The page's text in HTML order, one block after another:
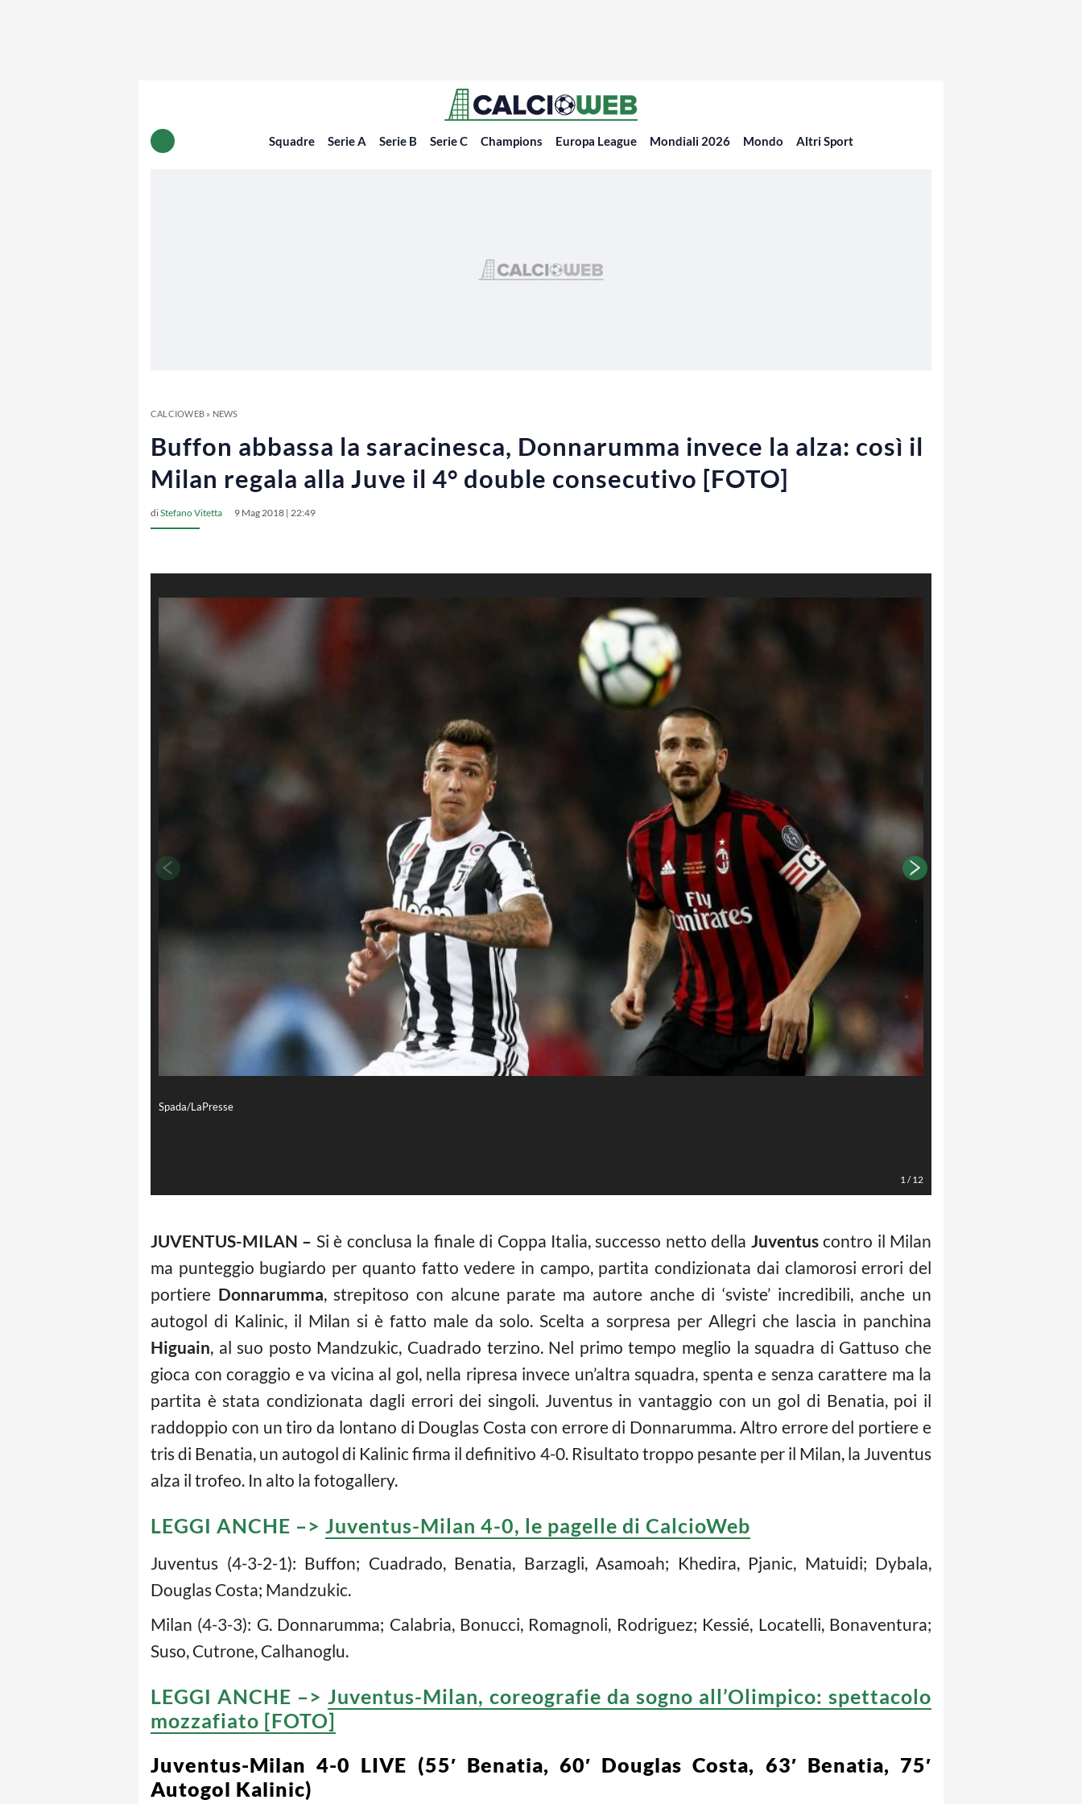
Squadre Serie A Serie B Serie C Champions Europa League Mondiali 2026 Mondo Altri Sport
CALCIOWEB» NEWS
Buffon abbassa la saracinesca, Donnarumma invece la alza: così il
Milan regala alla Juve il 4° double consecutivo [FOTO]
diStefano Vitetta 9 Mag 2018 | 22:49
Spada/LaPresse
1/12
JUVENTUS-MILAN – Si è conclusa la finale di Coppa Italia, successo netto della Juventuscontro il Milan
ma punteggio bugiardo per quanto fatto vedere in campo, partita condizionata dai clamorosi errori del
portiere Donnarumma, strepitoso con alcune parate ma autore anche di ‘sviste’ incredibili, anche un
autogol di Kalinic, il Milan si è fatto male da solo. Scelta a sorpresa per Allegri che lascia in panchina
Higuain, al suo posto Mandzukic, Cuadrado terzino. Nel primo tempo meglio la squadra di Gattuso che
gioca con coraggio e va vicina al gol, nella ripresa invece un’altra squadra, spenta e senza carattere ma la
partita è stata condizionata dagli errori dei singoli. Juventus in vantaggio con un gol di Benatia, poi il
raddoppio con un tiro da lontano di Douglas Costa con errore di Donnarumma. Altro errore del portiere e
tris di Benatia, un autogol di Kalinic firma il definitivo 4-0. Risultato troppo pesante per il Milan, la Juventus
alza il trofeo. In alto la fotogallery.
LEGGI ANCHE –> Juventus-Milan 4-0, le pagelle di CalcioWeb
Juventus (4-3-2-1): Buffon; Cuadrado, Benatia, Barzagli, Asamoah; Khedira, Pjanic, Matuidi; Dybala,
Douglas Costa; Mandzukic.
Milan (4-3-3): G. Donnarumma; Calabria, Bonucci, Romagnoli, Rodriguez; Kessié, Locatelli, Bonaventura;
Suso, Cutrone, Calhanoglu.
LEGGI ANCHE –> Juventus-Milan, coreografie da sogno all’Olimpico: spettacolo
mozzafiato [FOTO]
Juventus-Milan 4-0 LIVE (55′ Benatia, 60′ Douglas Costa, 63′ Benatia, 75′
Autogol Kalinic)